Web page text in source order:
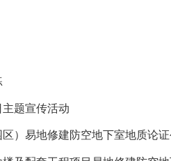
题宣传活动
）易地修建防空地下室地质论